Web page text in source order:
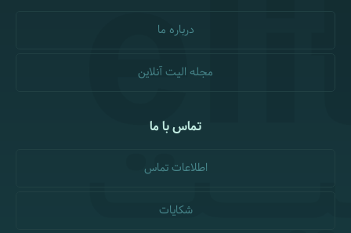
درباره ما
مجله الیت آنلاین
تماس با ما
اطلاعات تماس
شکایات